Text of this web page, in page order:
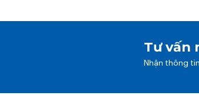
Tư vấn
Nhận thông